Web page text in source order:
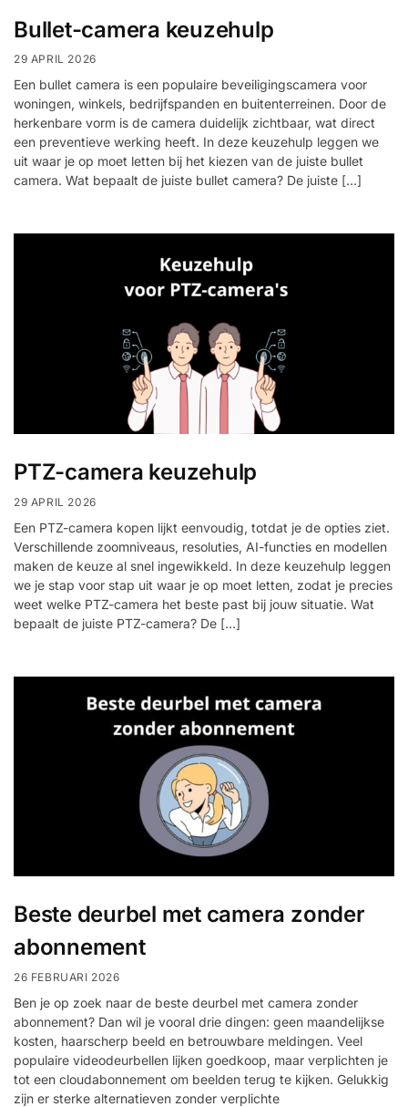
Alarmsystemen
Camera's
&
Intercom
Inbraakbeveiliging
Account Contact Help Wagen
Bullet-camera keuzehulp
29 APRIL 2026
Een bullet camera is een populaire beveiligingscamera voor
woningen, winkels, bedrijfspanden en buitenterreinen. Door de
herkenbare vorm is de camera duidelijk zichtbaar, wat direct
een preventieve werking heeft. In deze keuzehulp leggen we
uit waar je op moet letten bij het kiezen van de juiste bullet
camera. Wat bepaalt de juiste bullet camera? De juiste […]
PTZ-camera keuzehulp
29 APRIL 2026
Een PTZ-camera kopen lijkt eenvoudig, totdat je de opties ziet.
Verschillende zoomniveaus, resoluties, AI-functies en modellen
maken de keuze al snel ingewikkeld. In deze keuzehulp leggen
we je stap voor stap uit waar je op moet letten, zodat je precies
weet welke PTZ-camera het beste past bij jouw situatie. Wat
bepaalt de juiste PTZ-camera? De […]
Beste deurbel met camera zonder
abonnement
26 FEBRUARI 2026
Ben je op zoek naar de beste deurbel met camera zonder
abonnement? Dan wil je vooral drie dingen: geen maandelijkse
kosten, haarscherp beeld en betrouwbare meldingen. Veel
populaire videodeurbellen lijken goedkoop, maar verplichten je
tot een cloudabonnement om beelden terug te kijken. Gelukkig
zijn er sterke alternatieven zonder verplichte